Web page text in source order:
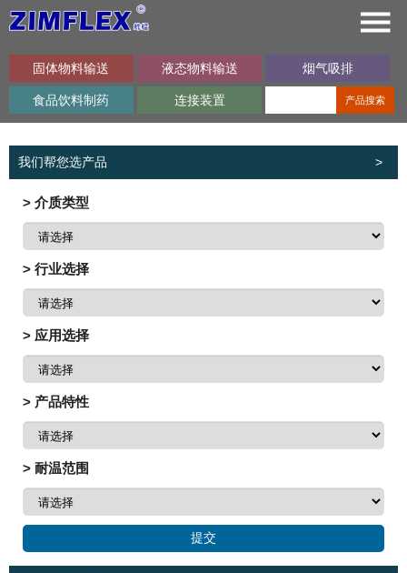
固体物料输送 液态物料输送 烟气吸排
食品饮料制药 连接装置 产品搜索
我们帮您选产品 >
> 介质类型
> 行业选择
> 应用选择
> 产品特性
> 耐温范围